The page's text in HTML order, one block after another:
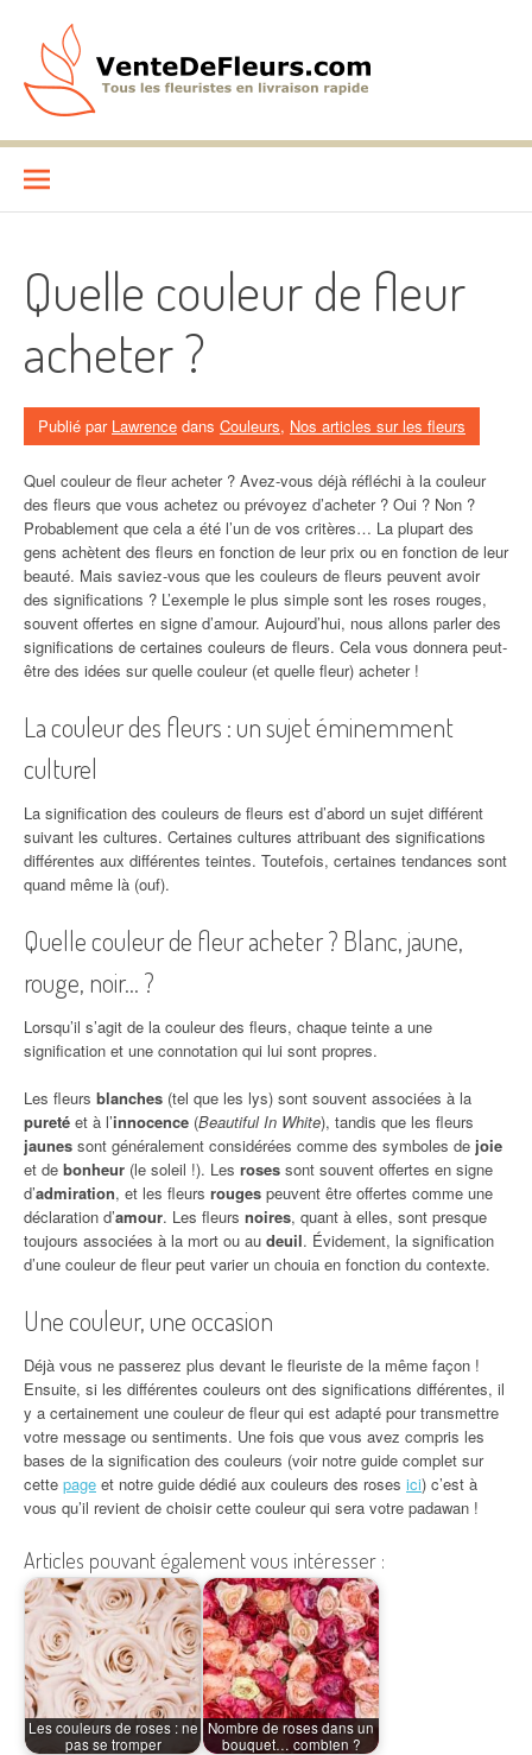
contenu
VenteDeFleurs.com
Quelle couleur de fleur
acheter ?
Publié par Lawrence dans Couleurs, Nos articles sur les fleurs
Quel couleur de fleur acheter ? Avez-vous déjà réfléchi à la couleur
des fleurs que vous achetez ou prévoyez d’acheter ? Oui ? Non ?
Probablement que cela a été l’un de vos critères… La plupart des
gens achètent des fleurs en fonction de leur prix ou en fonction de leur
beauté. Mais saviez-vous que les couleurs de fleurs peuvent avoir
des significations ? L’exemple le plus simple sont les roses rouges,
souvent offertes en signe d’amour. Aujourd’hui, nous allons parler des
significations de certaines couleurs de fleurs. Cela vous donnera peut-
être des idées sur quelle couleur (et quelle fleur) acheter !
La couleur des fleurs : un sujet éminemment
culturel
La signification des couleurs de fleurs est d’abord un sujet différent
suivant les cultures. Certaines cultures attribuant des significations
différentes aux différentes teintes. Toutefois, certaines tendances sont
quand même là (ouf).
Quelle couleur de fleur acheter ? Blanc, jaune,
rouge, noir… ?
Lorsqu’il s’agit de la couleur des fleurs, chaque teinte a une
signification et une connotation qui lui sont propres.
Les fleurs blanches (tel que les lys) sont souvent associées à la
pureté et à l’innocence (Beautiful In White), tandis que les fleurs
jaunes sont généralement considérées comme des symboles de joie
et de bonheur (le soleil !). Les roses sont souvent offertes en signe
d’admiration, et les fleurs rouges peuvent être offertes comme une
déclaration d’amour. Les fleurs noires, quant à elles, sont presque
toujours associées à la mort ou au deuil. Évidement, la signification
d’une couleur de fleur peut varier un chouia en fonction du contexte.
Une couleur, une occasion
Déjà vous ne passerez plus devant le fleuriste de la même façon !
Ensuite, si les différentes couleurs ont des significations différentes, il
y a certainement une couleur de fleur qui est adapté pour transmettre
votre message ou sentiments. Une fois que vous avez compris les
bases de la signification des couleurs (voir notre guide complet sur
cette page et notre guide dédié aux couleurs des roses ici) c’est à
vous qu’il revient de choisir cette couleur qui sera votre padawan !
Articles pouvant également vous intéresser :
Les couleurs de roses : ne
pas se tromper
Nombre de roses dans un
bouquet… combien ?